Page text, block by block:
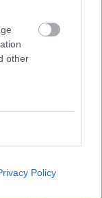
other
Policy
ismereteit